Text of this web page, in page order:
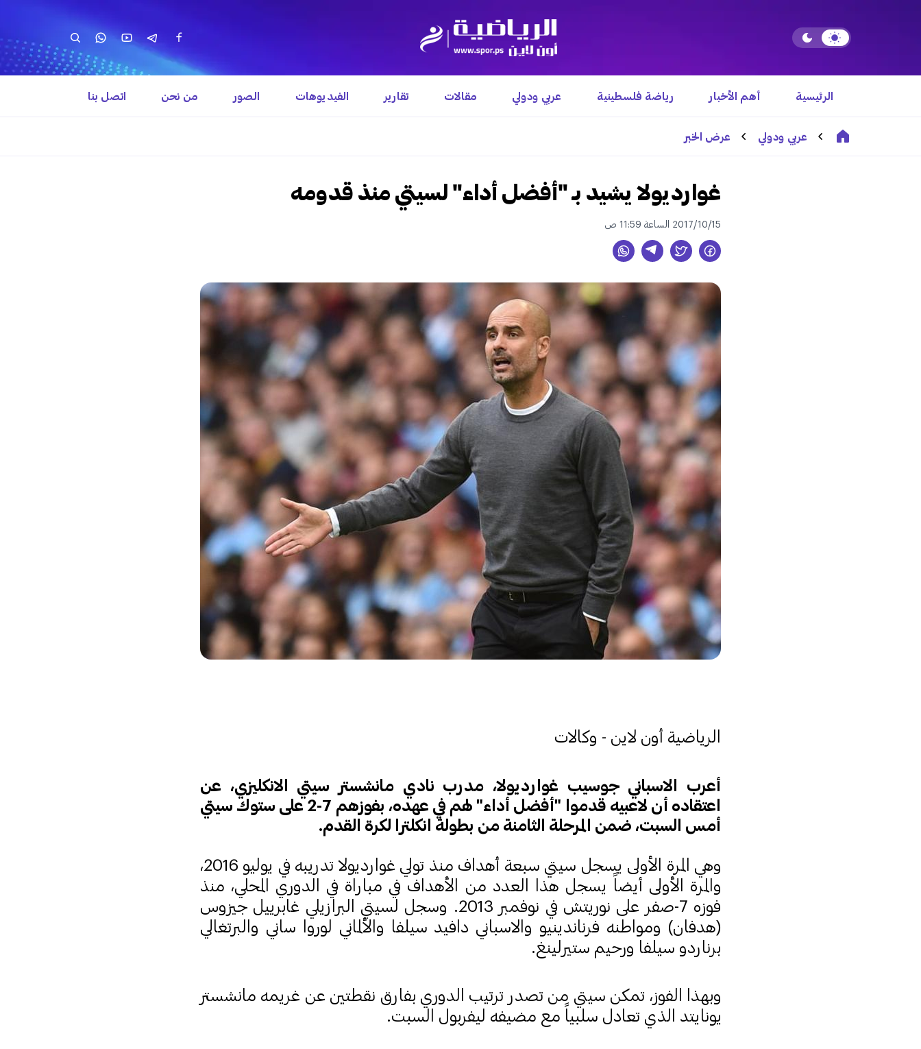
الرئيسية أهم الأخبار رياضة فلسطينية عربي ودولي مقالات تقارير الفيديوهات الصور من نحن اتصل بنا
عربي ودولي عرض الخبر
غوارديولا يشيد بـ "أفضل أداء" لسيتي منذ قدومه
2017/10/15 الساعة 11:59 ص
الرياضية أون لاين - وكالات
أعرب الاسباني جوسيب غوارديولا، مدرب نادي مانشستر سيتي الانكليزي، عن
اعتقاده أن لاعبيه قدموا "أفضل أداء" لهم في عهده، بفوزهم 7-2 على ستوك سيتي
أمس السبت، ضمن المرحلة الثامنة من بطولة انكلترا لكرة القدم.
وهي المرة الأولى يسجل سيتي سبعة أهداف منذ تولي غوارديولا تدريبه في يوليو 2016،
والمرة الأولى أيضاً يسجل هذا العدد من الأهداف في مباراة في الدوري المحلي، منذ
فوزه 7-صفر على نوريتش في نوفمبر 2013. وسجل لسيتي البرازيلي غابرييل جيزوس
(هدفان) ومواطنه فرناندينيو والاسباني دافيد سيلفا والألماني لوروا ساني والبرتغالي
برناردو سيلفا ورحيم ستيرلينغ.
وبهذا الفوز، تمكن سيتي من تصدر ترتيب الدوري بفارق نقطتين عن غريمه مانشستر
يونايتد الذي تعادل سلبياً مع مضيفه ليفربول السبت.